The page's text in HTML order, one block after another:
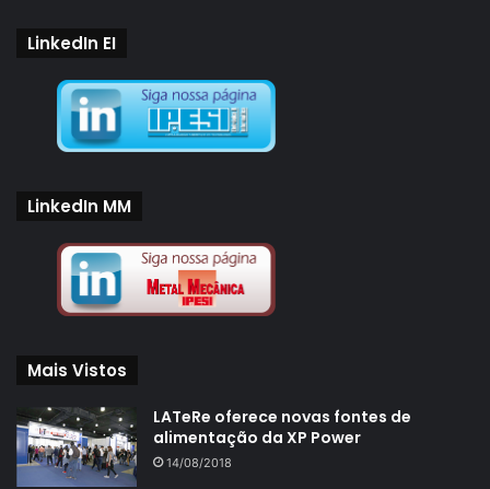
LinkedIn EI
LinkedIn MM
Mais Vistos
LATeRe oferece novas fontes de
alimentação da XP Power
14/08/2018